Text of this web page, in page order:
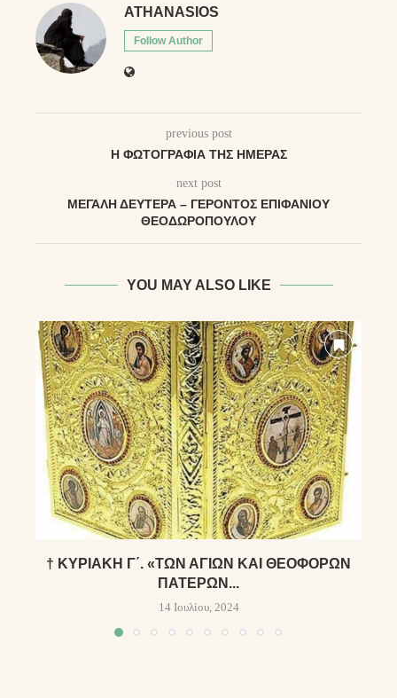
ATHANASIOS
Follow Author
previous post
Η ΦΩΤΟΓΡΑΦΊΑ ΤΗΣ ΗΜΈΡΑΣ
next post
ΜΕΓΆΛΗ ΔΕΥΤΈΡΑ – ΓΈΡΟΝΤΟΣ ΕΠΙΦΑΝΊΟΥ
ΘΕΟΔΩΡΌΠΟΥΛΟΥ
YOU MAY ALSO LIKE
† ΚΥΡΙΑΚΗ Γ΄. «ΤΩ͂Ν ἉΓΊΩΝ ΚΑῚ ΘΕΟΦΌΡΩΝ
ΠΑΤΈΡΩΝ...
14 Ιουλίου, 2024